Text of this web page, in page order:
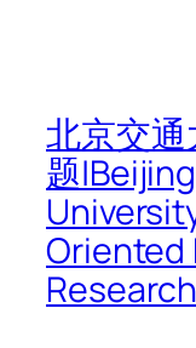
北京交
题
Oriented